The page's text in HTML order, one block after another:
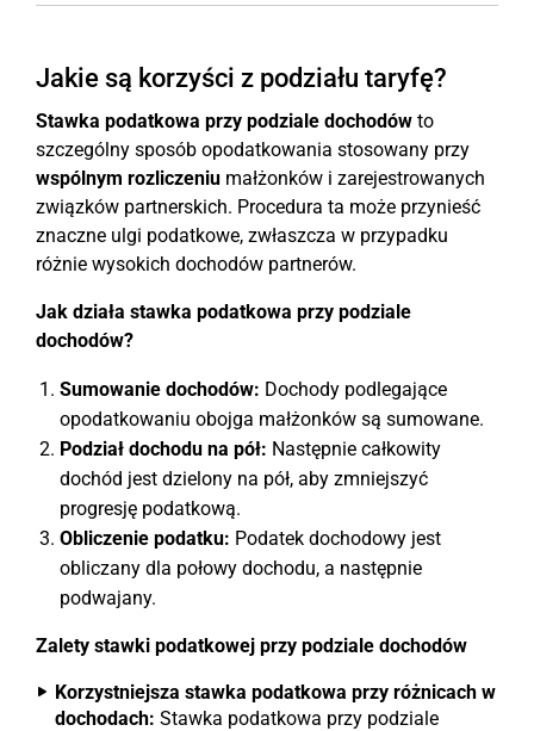
Jakie są korzyści z podziału taryfę?
Stawka podatkowa przy podziale dochodów to
szczególny sposób opodatkowania stosowany przy
wspólnym rozliczeniu małżonków i zarejestrowanych
związków partnerskich. Procedura ta może przynieść
znaczne ulgi podatkowe, zwłaszcza w przypadku
różnie wysokich dochodów partnerów.
Jak działa stawka podatkowa przy podziale
dochodów?
Sumowanie dochodów: Dochody podlegające
opodatkowaniu obojga małżonków są sumowane.
Podział dochodu na pół: Następnie całkowity
dochód jest dzielony na pół, aby zmniejszyć
progresję podatkową.
Obliczenie podatku: Podatek dochodowy jest
obliczany dla połowy dochodu, a następnie
podwajany.
Zalety stawki podatkowej przy podziale dochodów
Korzystniejsza stawka podatkowa przy różnicach w
dochodach: Stawka podatkowa przy podziale